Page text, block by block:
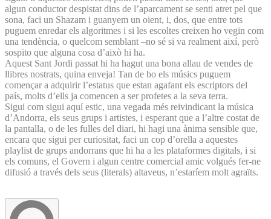
algun conductor despistat dins de l’aparcament se senti atret pel que
sona, faci un Shazam i guanyem un oient, i, dos, que entre tots
puguem enredar els algoritmes i si les escoltes creixen ho vegin com
una tendència, o quelcom semblant –no sé si va realment així, però
sospito que alguna cosa d’això hi ha.
Aquest Sant Jordi passat hi ha hagut una bona allau de vendes de
llibres nostrats, quina enveja! Tan de bo els músics puguem
començar a adquirir l’estatus que estan agafant els escriptors del
país, molts d’ells ja comencen a ser profetes a la seva terra.
Sigui com sigui aquí estic, una vegada més reivindicant la música
d’Andorra, els seus grups i artistes, i esperant que a l’altre costat de
la pantalla, o de les fulles del diari, hi hagi una ànima sensible que,
encara que sigui per curiositat, faci un cop d’orella a aquestes
playlist de grups andorrans que hi ha a les plataformes digitals, i si
els comuns, el Govern i algun centre comercial amic volgués fer-ne
difusió a través dels seus (literals) altaveus, n’estaríem molt agraïts.